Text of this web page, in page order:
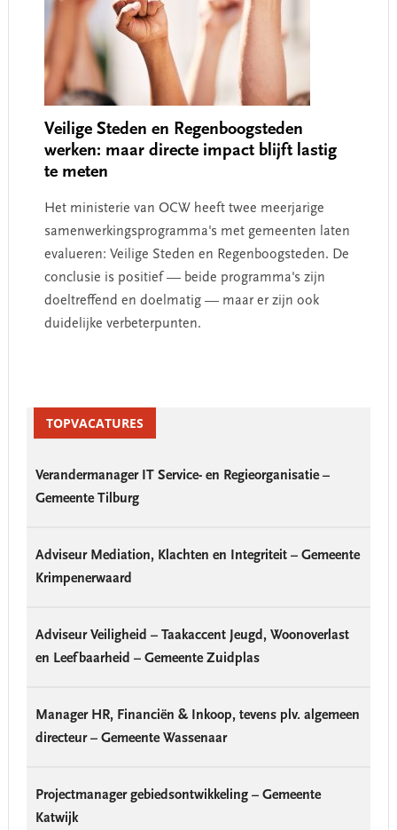
Veilige Steden en Regenboogsteden
werken: maar directe impact blijft lastig
te meten
Het ministerie van OCW heeft twee meerjarige
samenwerkingsprogramma's met gemeenten laten
evalueren: Veilige Steden en Regenboogsteden. De
conclusie is positief — beide programma's zijn
doeltreffend en doelmatig — maar er zijn ook
duidelijke verbeterpunten.
SidebarTOPVACATURES
Verandermanager IT Service- en Regieorganisatie –
Gemeente Tilburg
Adviseur Mediation, Klachten en Integriteit – Gemeente
Krimpenerwaard
Adviseur Veiligheid – Taakaccent Jeugd, Woonoverlast
en Leefbaarheid – Gemeente Zuidplas
Manager HR, Financiën & Inkoop, tevens plv. algemeen
directeur – Gemeente Wassenaar
Projectmanager gebiedsontwikkeling – Gemeente
Katwijk